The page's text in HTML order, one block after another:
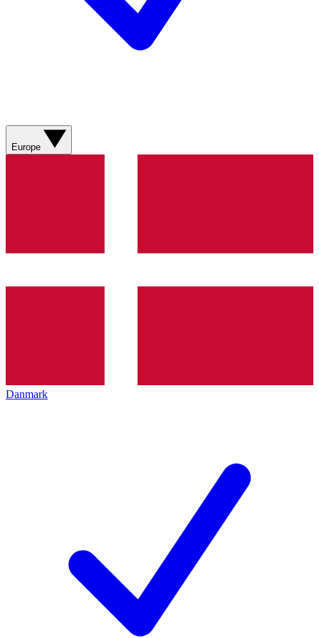
Europe
Danmark